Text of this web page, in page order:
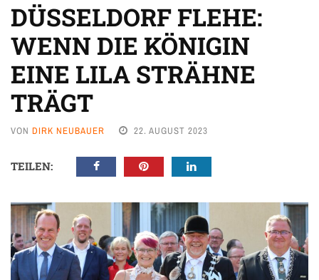
DÜSSELDORF FLEHE:
WENN DIE KÖNIGIN
EINE LILA STRÄHNE
TRÄGT
VON DIRK NEUBAUER 22. AUGUST 2023
TEILEN: